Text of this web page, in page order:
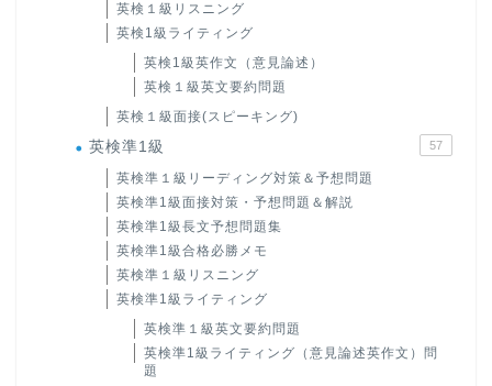
英検１級リスニング
英検1級ライティング
英検1級英作文（意見論述）
英検１級英文要約問題
英検１級面接(スピーキング)
英検準1級 57
英検準１級リーディング対策＆予想問題
英検準1級面接対策・予想問題＆解説
英検準1級長文予想問題集
英検準1級合格必勝メモ
英検準１級リスニング
英検準1級ライティング
英検準１級英文要約問題
英検準1級ライティング（意見論述英作文）問
題